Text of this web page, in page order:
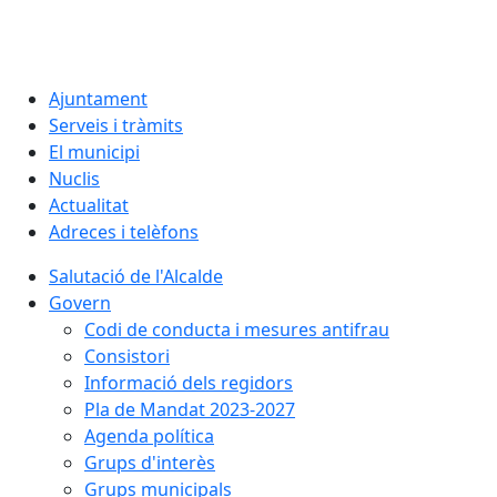
Ajuntament
Serveis i tràmits
El municipi
Nuclis
Actualitat
Adreces i telèfons
Salutació de l'Alcalde
Govern
Codi de conducta i mesures antifrau
Consistori
Informació dels regidors
Pla de Mandat 2023-2027
Agenda política
Grups d'interès
Grups municipals